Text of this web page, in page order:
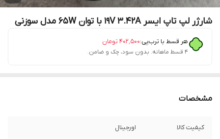
شارژر لپ تاپ ایسر 19V 3.42A با توان 65W مدل سوزنی
هر قسط با ترب‌پی:۴۰۲٬۵۰۰ تومان
۴ قسط ماهانه. بدون سود، چک و ضامن.
مشخصات
کیفیت کالا اورجینال